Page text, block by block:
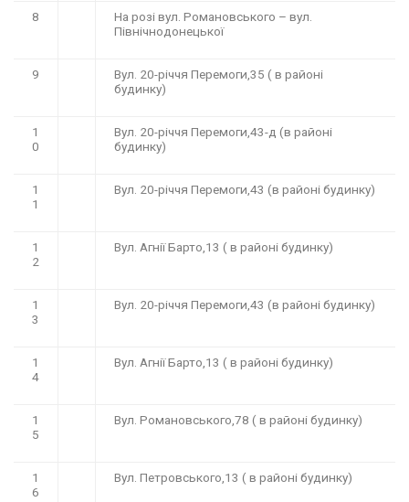
8
На розі вул. Романовського – вул.
Північнодонецької
9
Вул. 20-річчя Перемоги,35 ( в районі
будинку)
1
0
Вул. 20-річчя Перемоги,43-д (в районі
будинку)
1
1
Вул. 20-річчя Перемоги,43 (в районі будинку)
1
2
Вул. Агнії Барто,13 ( в районі будинку)
1
3
Вул. 20-річчя Перемоги,43 (в районі будинку)
1
4
Вул. Агнії Барто,13 ( в районі будинку)
1
5
Вул. Романовського,78 ( в районі будинку)
1
6
Вул. Петровського,13 ( в районі будинку)